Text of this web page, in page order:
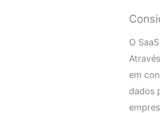
O
em
dados